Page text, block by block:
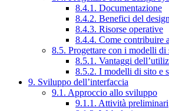
8.4.1. Documentazione
8.4.2. Benefici del
8.4.3. Risorse operative
8.4.4. Come contribuire
8.5. Progettare con i modelli di
8.5.1. Vantaggi
8.5.2. I modelli di sito e
9. Sviluppo dell’interfaccia
9.1. Approccio allo sviluppo
9.1.1. Attività preliminari